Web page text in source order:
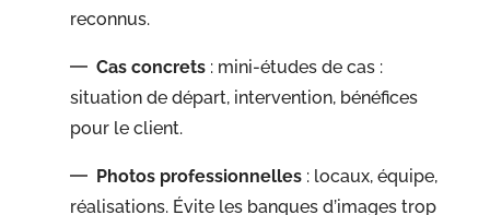
reconnus.
Cas concrets : mini-études de cas :
situation de départ, intervention, bénéfices
pour le client.
Photos professionnelles : locaux, équipe,
réalisations. Évite les banques d’images trop